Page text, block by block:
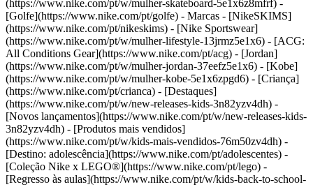
(https://www.nike.com/pt/w/mulher-skateboard-5e1x6z8mfrf) -
[Golfe](https://www.nike.com/pt/golfe) - Marcas - [NikeSKIMS]
(https://www.nike.com/pt/nikeskims) - [Nike Sportswear]
(https://www.nike.com/pt/w/mulher-lifestyle-13jrmz5e1x6) - [ACG:
All Conditions Gear](https://www.nike.com/pt/acg) - [Jordan]
(https://www.nike.com/pt/w/mulher-jordan-37eefz5e1x6) - [Kobe]
(https://www.nike.com/pt/w/mulher-kobe-5e1x6zpgd6) - [Criança]
(https://www.nike.com/pt/crianca) - [Destaques]
(https://www.nike.com/pt/w/new-releases-kids-3n82yzv4dh) -
[Novos lançamentos](https://www.nike.com/pt/w/new-releases-kids-
3n82yzv4dh) - [Produtos mais vendidos]
(https://www.nike.com/pt/w/kids-mais-vendidos-76m50zv4dh) -
[Destino: adolescência](https://www.nike.com/pt/adolescentes) -
[Coleção Nike x LEGO®](https://www.nike.com/pt/lego) -
[Regresso às aulas](https://www.nike.com/pt/w/kids-back-to-school-